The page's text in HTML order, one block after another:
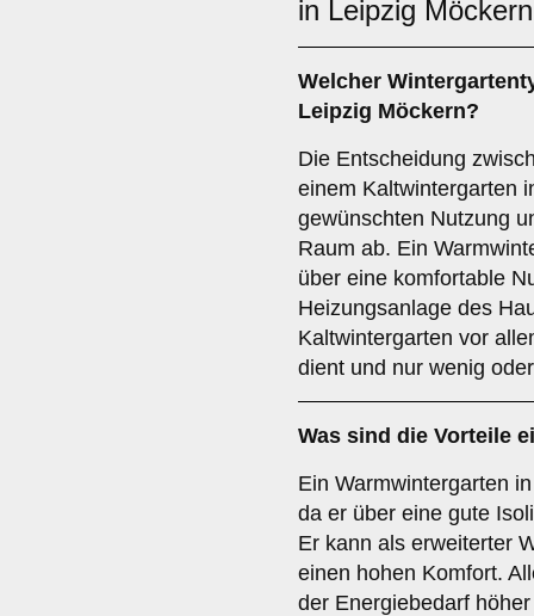
in Leipzig
Welcher
Leipzig Möckern?
Die Entscheidung
einem Kaltwintergarten
gewünschten Nutzung
Raum ab. Ein
über eine komfortable
Heizungsanlage des
Kaltwintergarten vor
dient und nur wenig
Was sind die Vorteile
Ein Warmwintergarten
da er über eine gute
Er kann als erweiterter
einen hohen Komfort.
der Energiebedarf